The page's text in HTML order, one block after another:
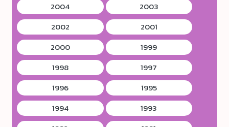
2004
2003
2002
2001
2000
1999
1998
1997
1996
1995
1994
1993